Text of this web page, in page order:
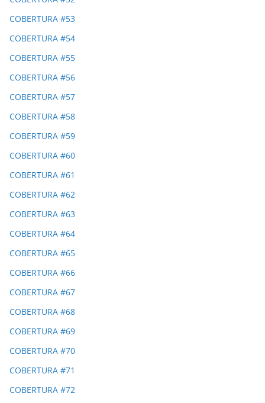
COBERTURA #53
COBERTURA #54
COBERTURA #55
COBERTURA #56
COBERTURA #57
COBERTURA #58
COBERTURA #59
COBERTURA #60
COBERTURA #61
COBERTURA #62
COBERTURA #63
COBERTURA #64
COBERTURA #65
COBERTURA #66
COBERTURA #67
COBERTURA #68
COBERTURA #69
COBERTURA #70
COBERTURA #71
COBERTURA #72